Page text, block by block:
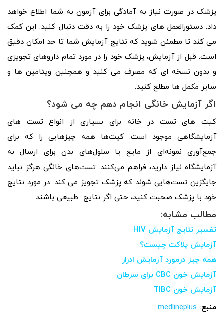
پزشک در صورت نیاز به آمادگی برای آزمون به شما اطلاع خواهد
داد. دستورالعمل های پزشک خود را به دقت دنبال کنید. این کمک
می کند تا مطمئن شوید که نتایج آزمایش شما تا حد امکان دقیق
است. قبل از آزمایش، پزشک خود را در مورد تمام داروهای تجویزی
و بدون نسخه ای که مصرف می کنید و همچنین ویتامین ها و
سایر مکمل ها مطلع کنید.
اگر آزمایش خانگی انجام دهم چه می شود؟
کیت های تست در خانه برای بسیاری از انواع تست های
آزمایشگاهی موجود است. کیت‌ها همه چیزهایی را که برای
جمع‌آوری نمونه‌ای از مایع یا سلول‌های بدن برای ارسال به
آزمایشگاه نیاز دارید، فراهم می‌کنند. تست‌های خانگی هرگز نباید
جایگزین تست‌هایی شوند که پزشک تجویز می کند. در مورد نتایج
خود با پزشک صحبت کنید، حتی اگر نتایج طبیعی باشند.
مطالب مشابه:
تفسیر نتایج آزمایش HIV
آزمایش پلاکت چیست؟
همه چیز درمورد آزمایش ادرار
آزمایش خون CBC برای سرطان
آزمایش خون TIBC
منبع: medlineplus